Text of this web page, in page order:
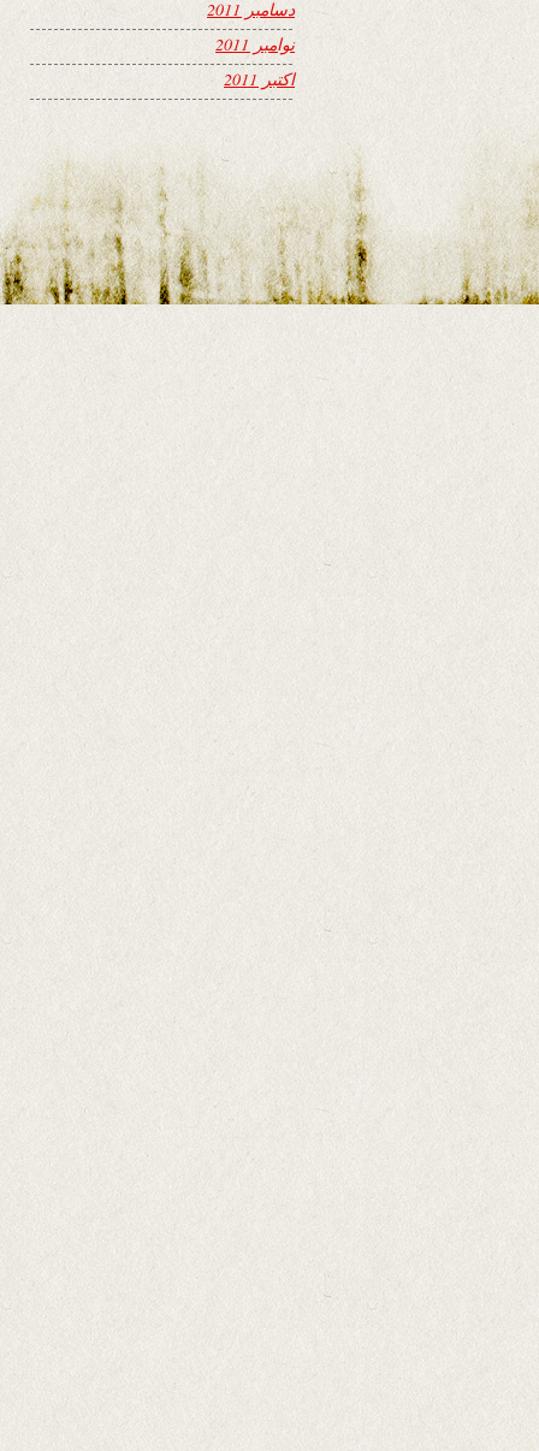
دسامبر 2011
نوامبر 2011
اکتبر 2011